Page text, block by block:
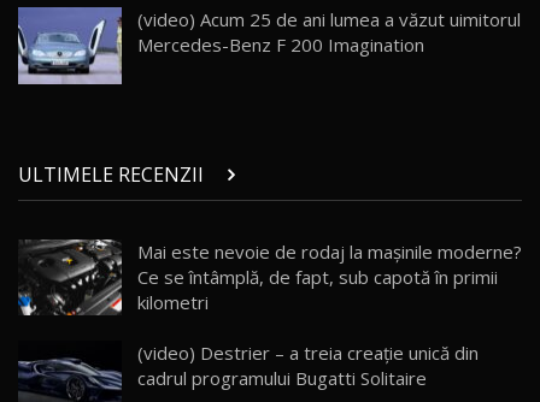
26
AutoBlog.MD
10:57
28
Noul Geely Monjaro 2025! Mai ieftin și mai
dotat / Test Drive AutoBlog.MD
29
ZEEKR 9X - PRIMUL TEST DRIVE ÎN ROMÂNĂ!
CUM SE CONDUCE?
33:40
30
Primele impresii despre BYD Seal U DM-i,
Sealion 7 și Seal 5 DM-i / Test Drive
(video) Acum 25 de ani lumea a văzut uimitorul
Mercedes-Benz F 200 Imagination
ULTIMELE RECENZII
Mai este nevoie de rodaj la mașinile moderne?
Ce se întâmplă, de fapt, sub capotă în primii
kilometri
(video) Destrier – a treia creație unică din
cadrul programului Bugatti Solitaire